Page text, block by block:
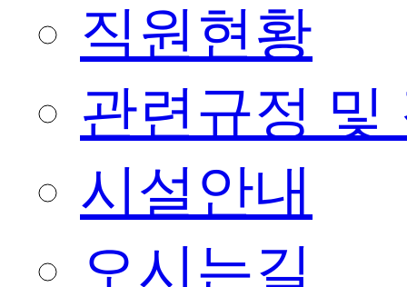
직원현황
관련규정 및
시설안내
오시는길